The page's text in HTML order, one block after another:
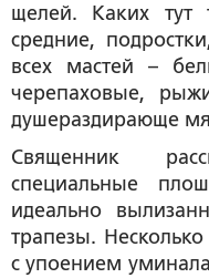
щелей. Каких тут
средние,
всех мастей –
черепаховые,
душераздирающе
Священник
специальные
идеально
трапезы.
с упоением